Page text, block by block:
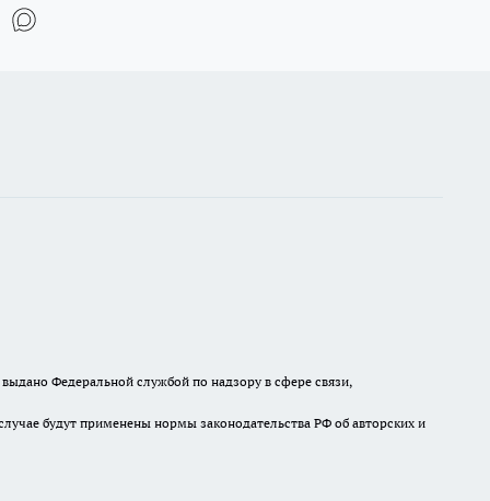
Федеральной службой по надзору в сфере связи,
будут применены нормы законодательства РФ об авторских и